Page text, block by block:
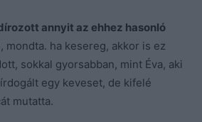
annyit az ehhez hasonló
mondta. ha kesereg, akkor is ez
sokkal gyorsabban, mint Éva, aki
egy keveset, de kifelé
mutatta.